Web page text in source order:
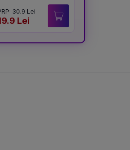
30.9 Lei
Lei